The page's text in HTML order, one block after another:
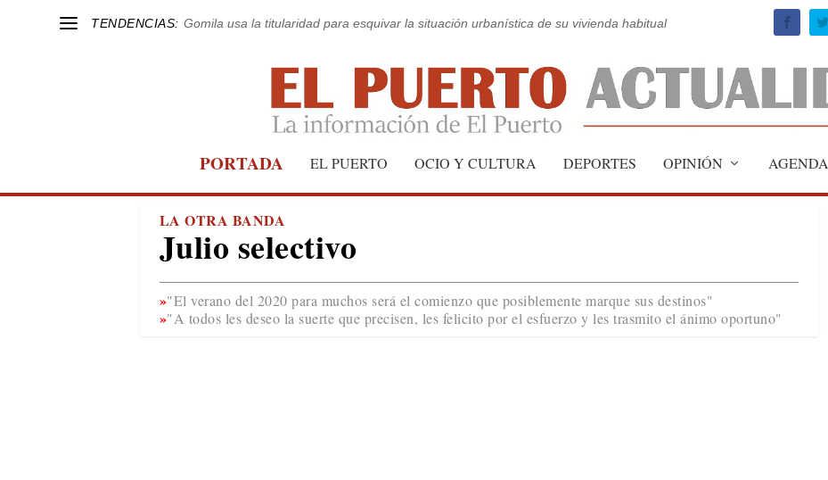
TENDENCIAS: Gomila usa la titularidad para esquivar la situación urbanística de su vivienda habitual
PORTADA EL PUERTO OCIO Y CULTURA DEPORTES OPINIÓN AGENDA
LA OTRA BANDA
Julio selectivo
"El verano del 2020 para muchos será el comienzo que posiblemente marque sus destinos"
"A todos les deseo la suerte que precisen, les felicito por el esfuerzo y les trasmito el ánimo oportuno"